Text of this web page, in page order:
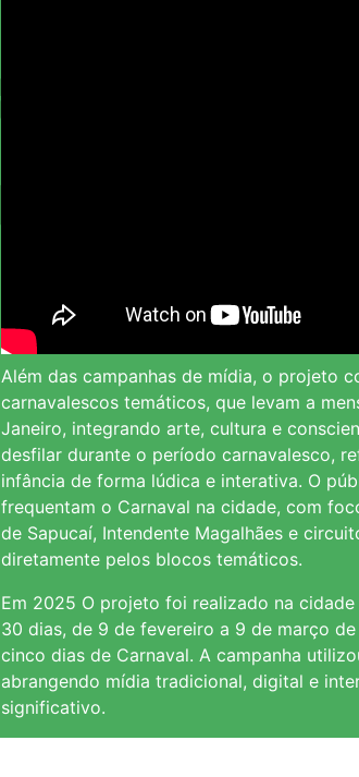
Além das campanhas de mídia, o projeto
carnavalescos temáticos, que levam a
Janeiro, integrando arte, cultura e
desfilar durante o período carnavalesco,
infância de forma lúdica e interativa. O
frequentam o Carnaval na cidade, com
de Sapucaí, Intendente Magalhães e
diretamente pelos blocos temáticos.
Em 2025 O projeto foi realizado na
30 dias, de 9 de fevereiro a 9 de março
cinco dias de Carnaval. A campanha
abrangendo mídia tradicional, digital e
significativo.